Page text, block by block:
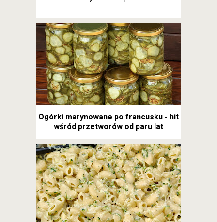
Ogórki marynowane po francusku - hit
wśród przetworów od paru lat